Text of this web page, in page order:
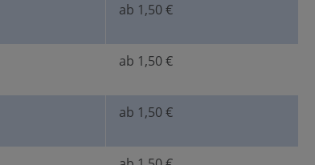
ab 1,50 €
ab 1,50 €
ab 1,50 €